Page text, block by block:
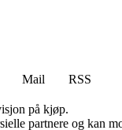
Mail
RSS
på kjøp.
partnere og kan